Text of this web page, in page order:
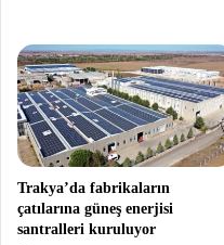
Trakya’da fabrikaların
çatılarına güneş enerjisi
santralleri kuruluyor